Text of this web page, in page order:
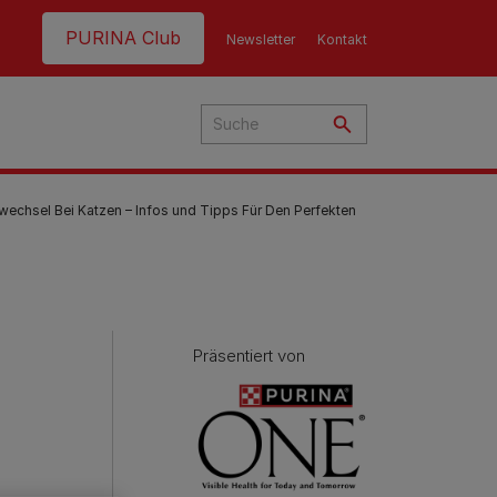
PURINA Club Newsletter Kontakt
Fütterungsempfehlung
Fütterungsempfehlung
Bei Katzen – Infos und Tipps Für Den Perfekten
Präsentiert von